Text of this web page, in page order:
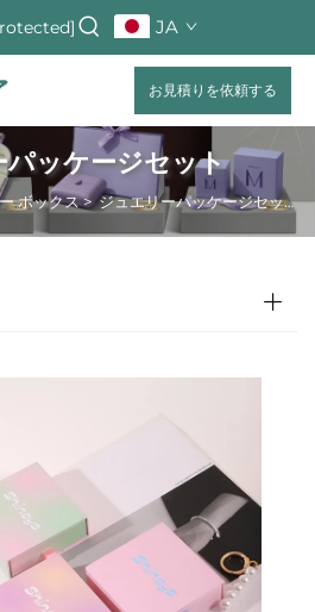
JA
お見積りを依頼する
ッケージセット
ボックス>ジュエリーパッケージセット